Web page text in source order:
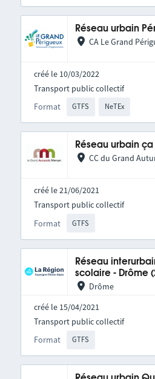
Réseau urbain
CA Le Grand
créé le 10/03/2022
Format GTFS NeTEx
Transport public collectif
Réseau urbain
CC du Grand
créé le 21/06/2021
Format GTFS
Transport public collectif
Réseau
scolaire - Drôme
Drôme
créé le 15/04/2021
Format GTFS
Transport public collectif